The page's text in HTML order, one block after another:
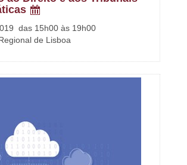
das 15h00 às 19h00
de Lisboa